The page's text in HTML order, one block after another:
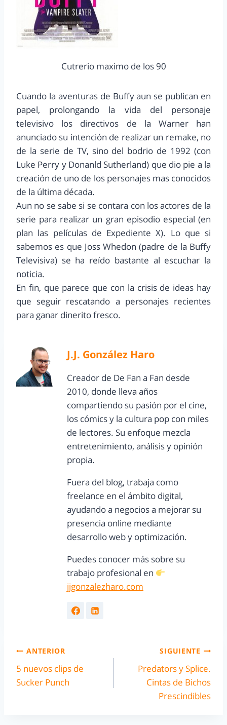
Cutrerio maximo de los 90
Cuando la aventuras de Buffy aun se publican en
papel, prolongando la vida del personaje
televisivo los directivos de la Warner han
anunciado su intención de realizar un remake, no
de la serie de TV, sino del bodrio de 1992 (con
Luke Perry y Donanld Sutherland) que dio pie a la
creación de uno de los personajes mas conocidos
de la última década.
Aun no se sabe si se contara con los actores de la
serie para realizar un gran episodio especial (en
plan las películas de Expediente X). Lo que si
sabemos es que Joss Whedon (padre de la Buffy
Televisiva) se ha reído bastante al escuchar la
noticia.
En fin, que parece que con la crisis de ideas hay
que seguir rescatando a personajes recientes
para ganar dinerito fresco.
J.J. González Haro
Creador de De Fan a Fan desde
2010, donde lleva años
compartiendo su pasión por el cine,
los cómics y la cultura pop con miles
de lectores. Su enfoque mezcla
entretenimiento, análisis y opinión
propia.
Fuera del blog, trabaja como
freelance en el ámbito digital,
ayudando a negocios a mejorar su
presencia online mediante
desarrollo web y optimización.
Puedes conocer más sobre su
trabajo profesional en
jjgonzalezharo.com
ANTERIOR
5 nuevos clips de
Sucker Punch
SIGUIENTE
Predators y Splice.
Cintas de Bichos
Prescindibles